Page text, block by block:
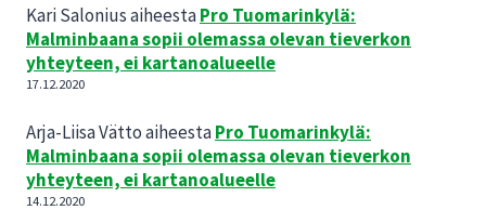
Kari SaloniusaiheestaPro Tuomarinkylä:
Malminbaana sopii olemassa olevan tieverkon
yhteyteen, ei kartanoalueelle
17.12.2020
Arja-Liisa VättoaiheestaPro Tuomarinkylä:
Malminbaana sopii olemassa olevan tieverkon
yhteyteen, ei kartanoalueelle
14.12.2020